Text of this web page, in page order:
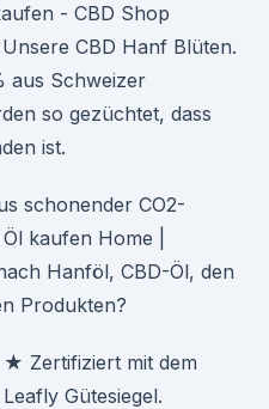
- CBD Shop
CBD Hanf Blüten.
aus Schweizer
so gezüchtet, dass
ist.
schonender CO2-
kaufen Home |
Hanföl, CBD-Öl, den
Produkten?
★ Zertifiziert mit dem
Leafly Gütesiegel.